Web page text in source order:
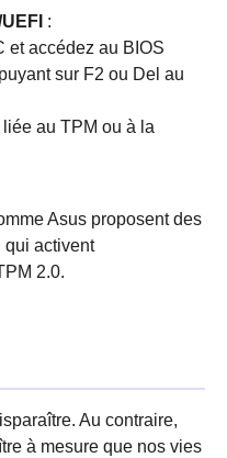
:
et accédez au BIOS
sur F2 ou Del au
au TPM ou à la
Asus proposent des
qui activent
2.0.
Au contraire,
à mesure que nos vies